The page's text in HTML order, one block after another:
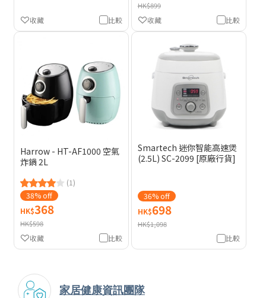
比較
收藏
HK$899
比較
收藏
Harrow - HT-AF1000 空氣
炸鍋 2L
(1)
38% off
HK$368
HK$598
比較
收藏
Smartech 迷你智能高速煲
(2.5L) SC-2099 [原廠行貨]
36% off
HK$698
HK$1,098
比較
家居健康資訊團隊